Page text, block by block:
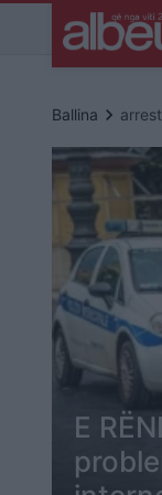
Ballina keyboard_arrow_right
E